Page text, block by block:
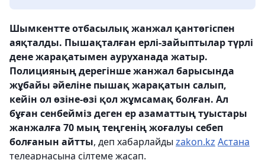
Шымкентте отбасылық жанжал қантөгіспен
аяқталды. Пышақталған ерлі-зайыптылар түрлі
дене жарақатымен ауруханада жатыр.
Полицияның дерегінше жанжал барысында
жұбайы әйеліне пышақ жарақатын салып,
кейін ол өзіне-өзі қол жұмсамақ болған. Ал
бұған сенбейміз деген ер азаматтың туыстары
жанжалға 70 мың теңгенің жоғалуы себеп
болғанын айтты, деп хабарлайды zakon.kz Астана
телеарнасына сілтеме жасап.